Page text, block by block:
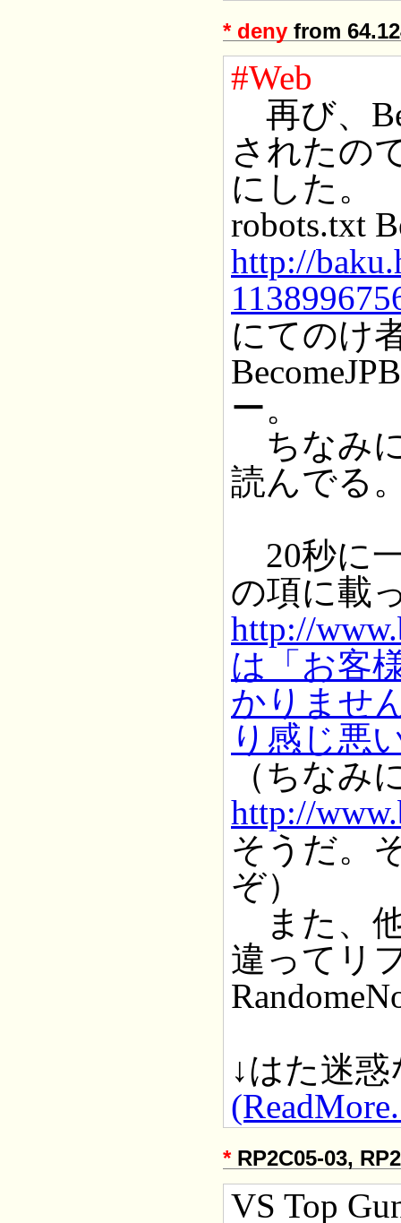
* deny from
#Web
再び、
されたの
にした。
robots.txt
http://
にてのけ
ー。
ちなみ
読んでる
20秒に
の項に載
http://
は「お客
かりませ
り感じ悪
（ちなみ
http://
そうだ。
ぞ）
また、
違ってリ
↓はた迷
*RP2C05-03,
VS Top